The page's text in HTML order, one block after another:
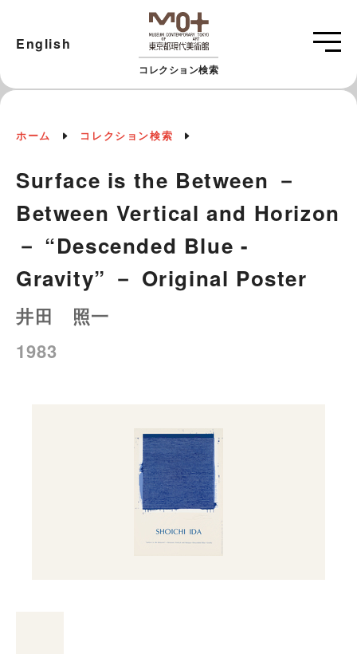
コレクション検索
English
ホーム コレクション検索
Surface is the Between －
Between Vertical and Horizon
－ “Descended Blue -
Gravity” － Original Poster
井田 照一
1983